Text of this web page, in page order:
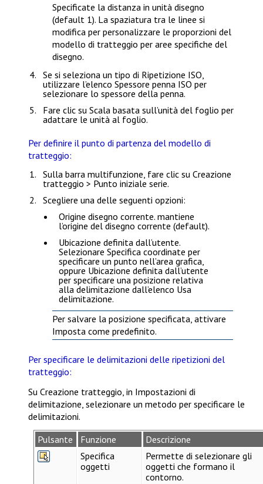
Specificate la distanza in unità disegno
(default 1). La spaziatura tra le linee si
modifica per personalizzare le proporzioni del
modello di tratteggio per aree specifiche del
disegno.
Se si seleziona un tipo di Ripetizione ISO,
utilizzare l’elencoSpessore penna ISO per
selezionare lo spessore della penna.
Fare clic suScala basata sull’unità del foglio per
adattare le unità al foglio.
Per definire il punto di partenza del modello di
tratteggio:
Sulla barra multifunzione, fare clic suCreazione
tratteggio > Punto iniziale serie.
Scegliere una delle seguenti opzioni:
Origine disegno corrente. mantiene
l’origine del disegno corrente (default).
Ubicazione definita dall’utente.
SelezionareSpecifica coordinate per
specificare un punto nell’area grafica,
oppure Ubicazione definita dall’utente
per specificare una posizione relativa
alla delimitazione dall’elenco Usa
delimitazione.
Per salvare la posizione specificata, attivare
Imposta come predefinito.
Per specificare le delimitazioni delle ripetizioni del
tratteggio:
SuCreazione tratteggio , in Impostazioni di
delimitazione , selezionare un metodo per specificare le
delimitazioni.
Pulsante
Funzione
Descrizione
Specifica
oggetti
Permette di selezionare gli
oggetti che formano il
contorno.